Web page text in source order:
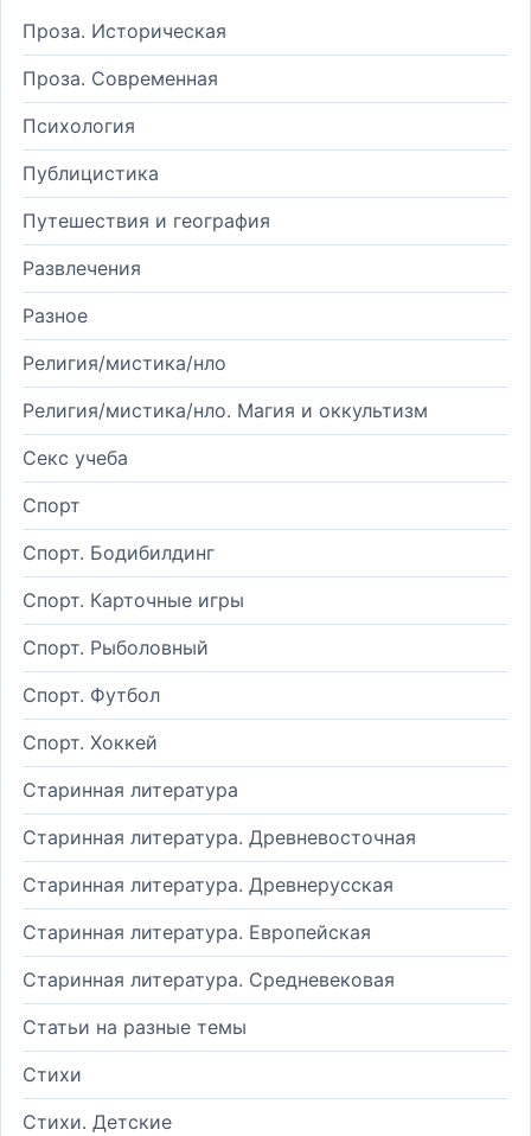
Проза. Историческая
Проза. Современная
Психология
Публицистика
Путешествия и география
Развлечения
Разное
Религия/мистика/нло
Религия/мистика/нло. Магия и оккультизм
Секс учеба
Спорт
Спорт. Бодибилдинг
Спорт. Карточные игры
Спорт. Рыболовный
Спорт. Футбол
Спорт. Хоккей
Старинная литература
Старинная литература. Древневосточная
Старинная литература. Древнерусская
Старинная литература. Европейская
Старинная литература. Средневековая
Статьи на разные темы
Стихи
Стихи. Детские